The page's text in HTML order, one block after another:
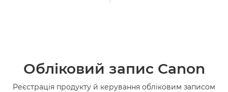
Обліковий запис Canon
Реєстрація продукту й керування обліковим записом